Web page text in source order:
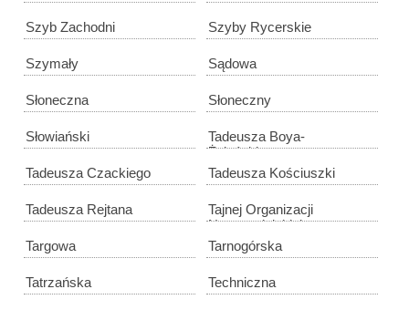
Szyb Zachodni Szyby Rycerskie
Szymały Sądowa
Słoneczna Słoneczny
Słowiański
Tadeusza Boya-
Żeleńskiego
Tadeusza Czackiego
Tadeusza Kościuszki
Tadeusza Rejtana
Tajnej Organizacji
Nauczycielskiej
Targowa
Tarnogórska
Tatrzańska Techniczna